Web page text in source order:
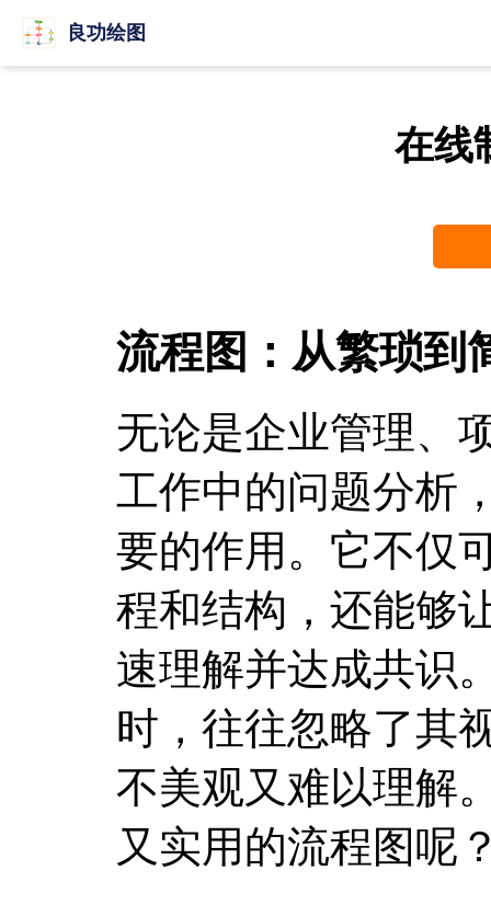
良功绘图
在线
流程图：从繁琐到
无论是企业管理、
工作中的问题分析
要的作用。它不仅
程和结构，还能够
速理解并达成共识
时，往往忽略了其
不美观又难以理解
又实用的流程图呢